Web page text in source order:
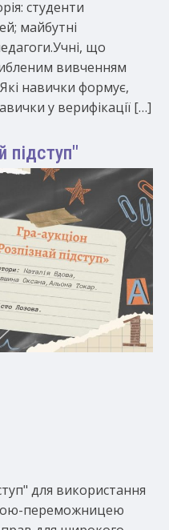
студенти
майбутні
що
вивченням
навички формує,
у верифікації […]
підступ"
для використання
переможницею